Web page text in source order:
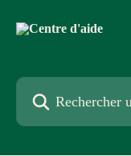
Rechercher un article...